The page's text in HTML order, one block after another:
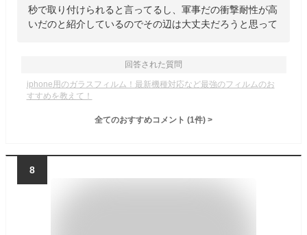
秒で取り付けられると言ってるし、軍事だの衝撃耐性が高
いだのと紹介しているのでその辺は大丈夫だろうと思って
回答された質問
iphone用のガラスフィルム！最新機種対応など最強のフィルムのお
すすめを教えて！
全てのおすすめコメント (1件) >
8